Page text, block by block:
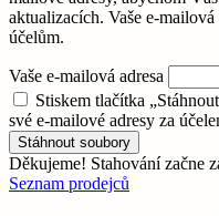
aktualizacích. Vaše e-
účelům.
Vaše e-mailová adresa
Stiskem tlačítka
své e-mailové adresy za
Stáhnout soubory
Děkujeme! Stahování začne
Seznam prodejců